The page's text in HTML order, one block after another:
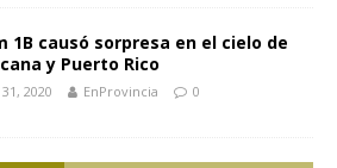
1B causó sorpresa en el cielo de
y Puerto Rico
2020 EnProvincia 0